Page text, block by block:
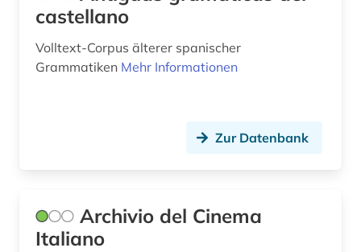
geschichte 1500-2014 (1)
geschichte 1694-1935 (1)
castellano
Volltext-Corpus älterer spanischer
Grammatiken Mehr Informationen
Zur Datenbank
Archivio del Cinema
Italiano